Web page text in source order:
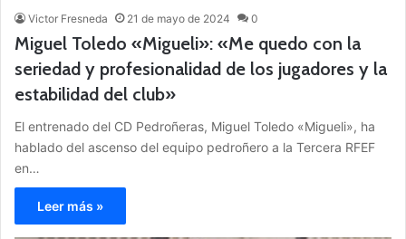
Victor Fresneda 21 de mayo de 2024 0
Miguel Toledo «Migueli»: «Me quedo con la
seriedad y profesionalidad de los jugadores y la
estabilidad del club»
El entrenado del CD Pedroñeras, Miguel Toledo «Migueli», ha
hablado del ascenso del equipo pedroñero a la Tercera RFEF
en…
Leer más »